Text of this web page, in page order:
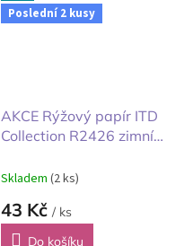
Poslední 2 kusy
AKCE Rýžový papír ITD
Collection R2426 zimní
Skladem (2 ks)
43 Kč / ks
Do košíku